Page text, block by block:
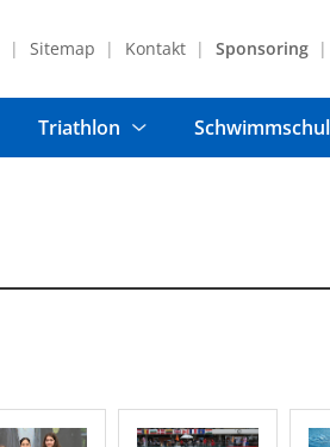
Sitemap Kontakt Sponsoring
Triathlon